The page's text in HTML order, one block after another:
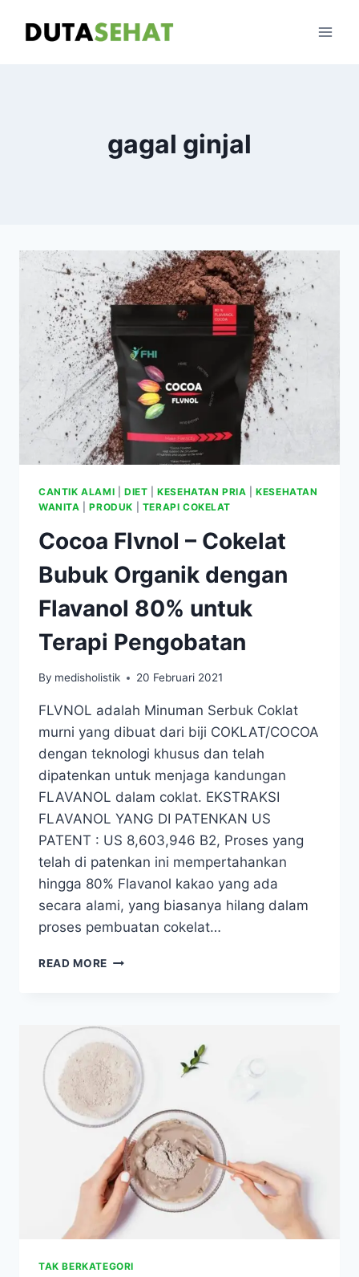
gagal ginjal
CANTIK ALAMI DIET |KESEHATAN PRIA |KESEHATAN
WANITA |PRODUK TERAPI COKELAT
Cocoa Flvnol – Cokelat
Bubuk Organik dengan
Flavanol 80% untuk
Terapi Pengobatan
By medisholistik 20 Februari 2021
FLVNOL adalah Minuman Serbuk Coklat
murni yang dibuat dari biji COKLAT/COCOA
dengan teknologi khusus dan telah
dipatenkan untuk menjaga kandungan
FLAVANOL dalam coklat. EKSTRAKSI
FLAVANOL YANG DI PATENKAN US
PATENT : US 8,603,946 B2, Proses yang
telah di patenkan ini mempertahankan
hingga 80% Flavanol kakao yang ada
secara alami, yang biasanya hilang dalam
proses pembuatan cokelat…
READ MORE COCOA
BUBUK
ORGANIK
DENGAN
FLAVANOL
80%
UNTUK
TERAPI
PENGOBATAN
TAK BERKATEGORI